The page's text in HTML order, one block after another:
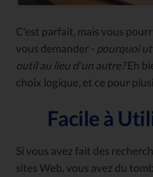
C'est parfait, mais vous
vous demander - pourquoi
outil au lieu d'un autre?Eh
choix logique, et ce pour
Facile à
Si vous avez fait des
sites Web, vous avez du